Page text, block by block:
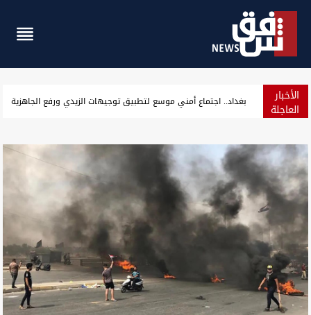
الأخبار
العاجلة انفجاران جنوبي إيران وقاليباف: هجوم ضخم قادم